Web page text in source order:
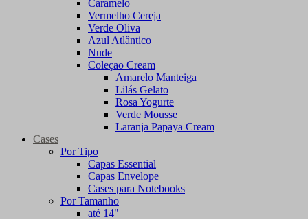
Caramelo
Vermelho Cereja
Verde Oliva
Azul Atlântico
Nude
Coleçao Cream
Amarelo Manteiga
Lilás Gelato
Rosa Yogurte
Verde Mousse
Laranja Papaya Cream
Cases
Por Tipo
Capas Essential
Capas Envelope
Cases para Notebooks
Por Tamanho
até 14"